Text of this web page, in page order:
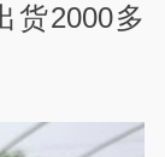
货2000多